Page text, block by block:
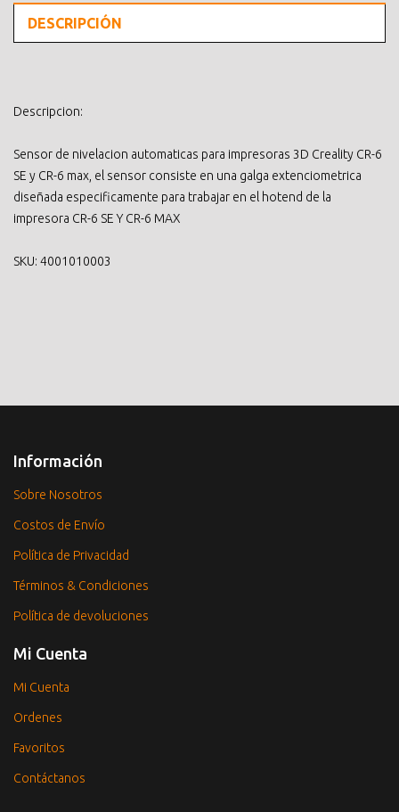
DESCRIPCIÓN
Descripcion:
Sensor de nivelacion automaticas para impresoras 3D Creality CR-6
SE y CR-6 max, el sensor consiste en una galga extenciometrica
diseñada especificamente para trabajar en el hotend de la
impresora CR-6 SE Y CR-6 MAX
SKU: 4001010003
Información
Sobre Nosotros
Costos de Envío
Política de Privacidad
Términos & Condiciones
Política de devoluciones
Mi Cuenta
Mi Cuenta
Ordenes
Favoritos
Contáctanos